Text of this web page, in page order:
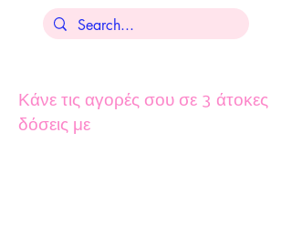
Κάνε τις αγορές σου σε 3 άτοκες
δόσεις με